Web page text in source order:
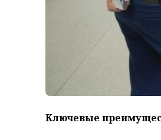
Ключевые